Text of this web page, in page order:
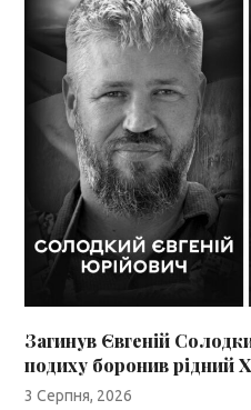
Загинув Євгеній
подиху боронив рідний
3 Серпня, 2026